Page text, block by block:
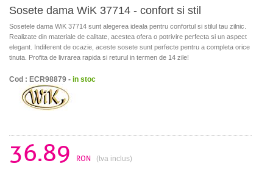
Sosete dama WiK 37714 - confort si stil
Sosetele dama WiK 37714 sunt alegerea ideala pentru confortul si stilul tau zilnic.
Realizate din materiale de calitate, acestea ofera o potrivire perfecta si un aspect
elegant. Indiferent de ocazie, aceste sosete sunt perfecte pentru a completa orice
tinuta. Profita de livrarea rapida si returul in termen de 14 zile!
Cod : ECR98879 - in stoc
36.89 RON (tva inclus)